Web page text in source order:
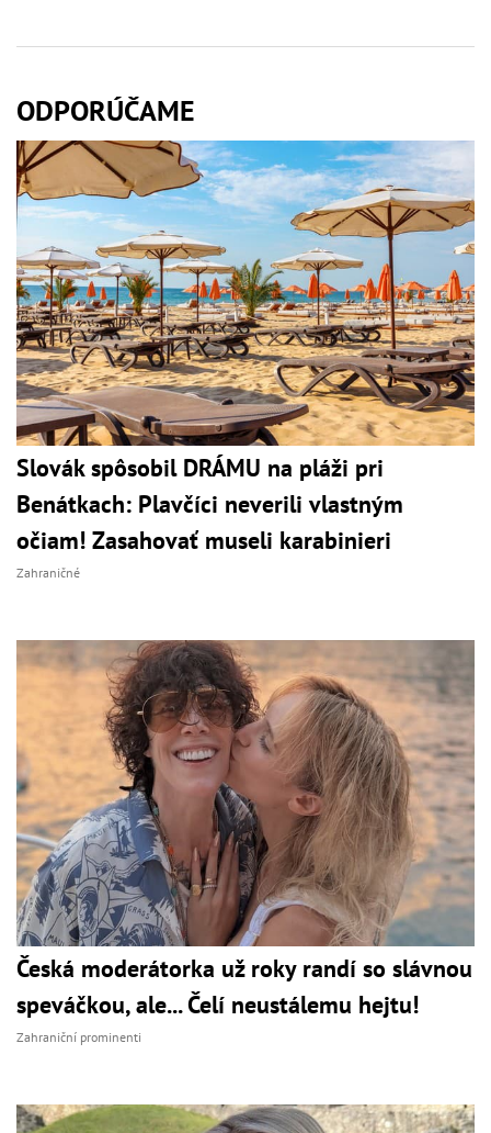
ODPORÚČAME
Slovák spôsobil DRÁMU na pláži pri
Benátkach: Plavčíci neverili vlastným
očiam! Zasahovať museli karabinieri
Zahraničné
Česká moderátorka už roky randí so slávnou
speváčkou, ale... Čelí neustálemu hejtu!
Zahraniční prominenti